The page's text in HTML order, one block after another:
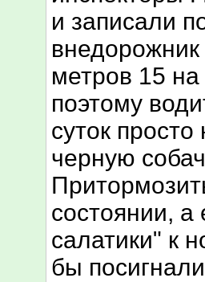
и записали
метров 15
поэтому
суток
черную
состоянии, а
салатики" к
бы